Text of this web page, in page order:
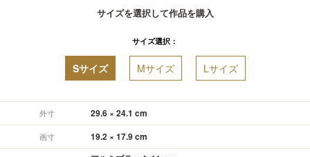
サイズを選択して作品を購入
サイズ選択：
Sサイズ Mサイズ Lサイズ
外寸 29.6 × 24.1 cm
画寸 19.2 × 17.9 cm